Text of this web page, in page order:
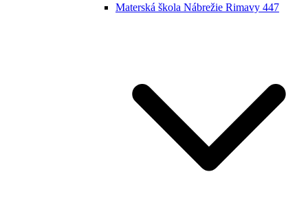
Materská škola Nábrežie Rimavy 447